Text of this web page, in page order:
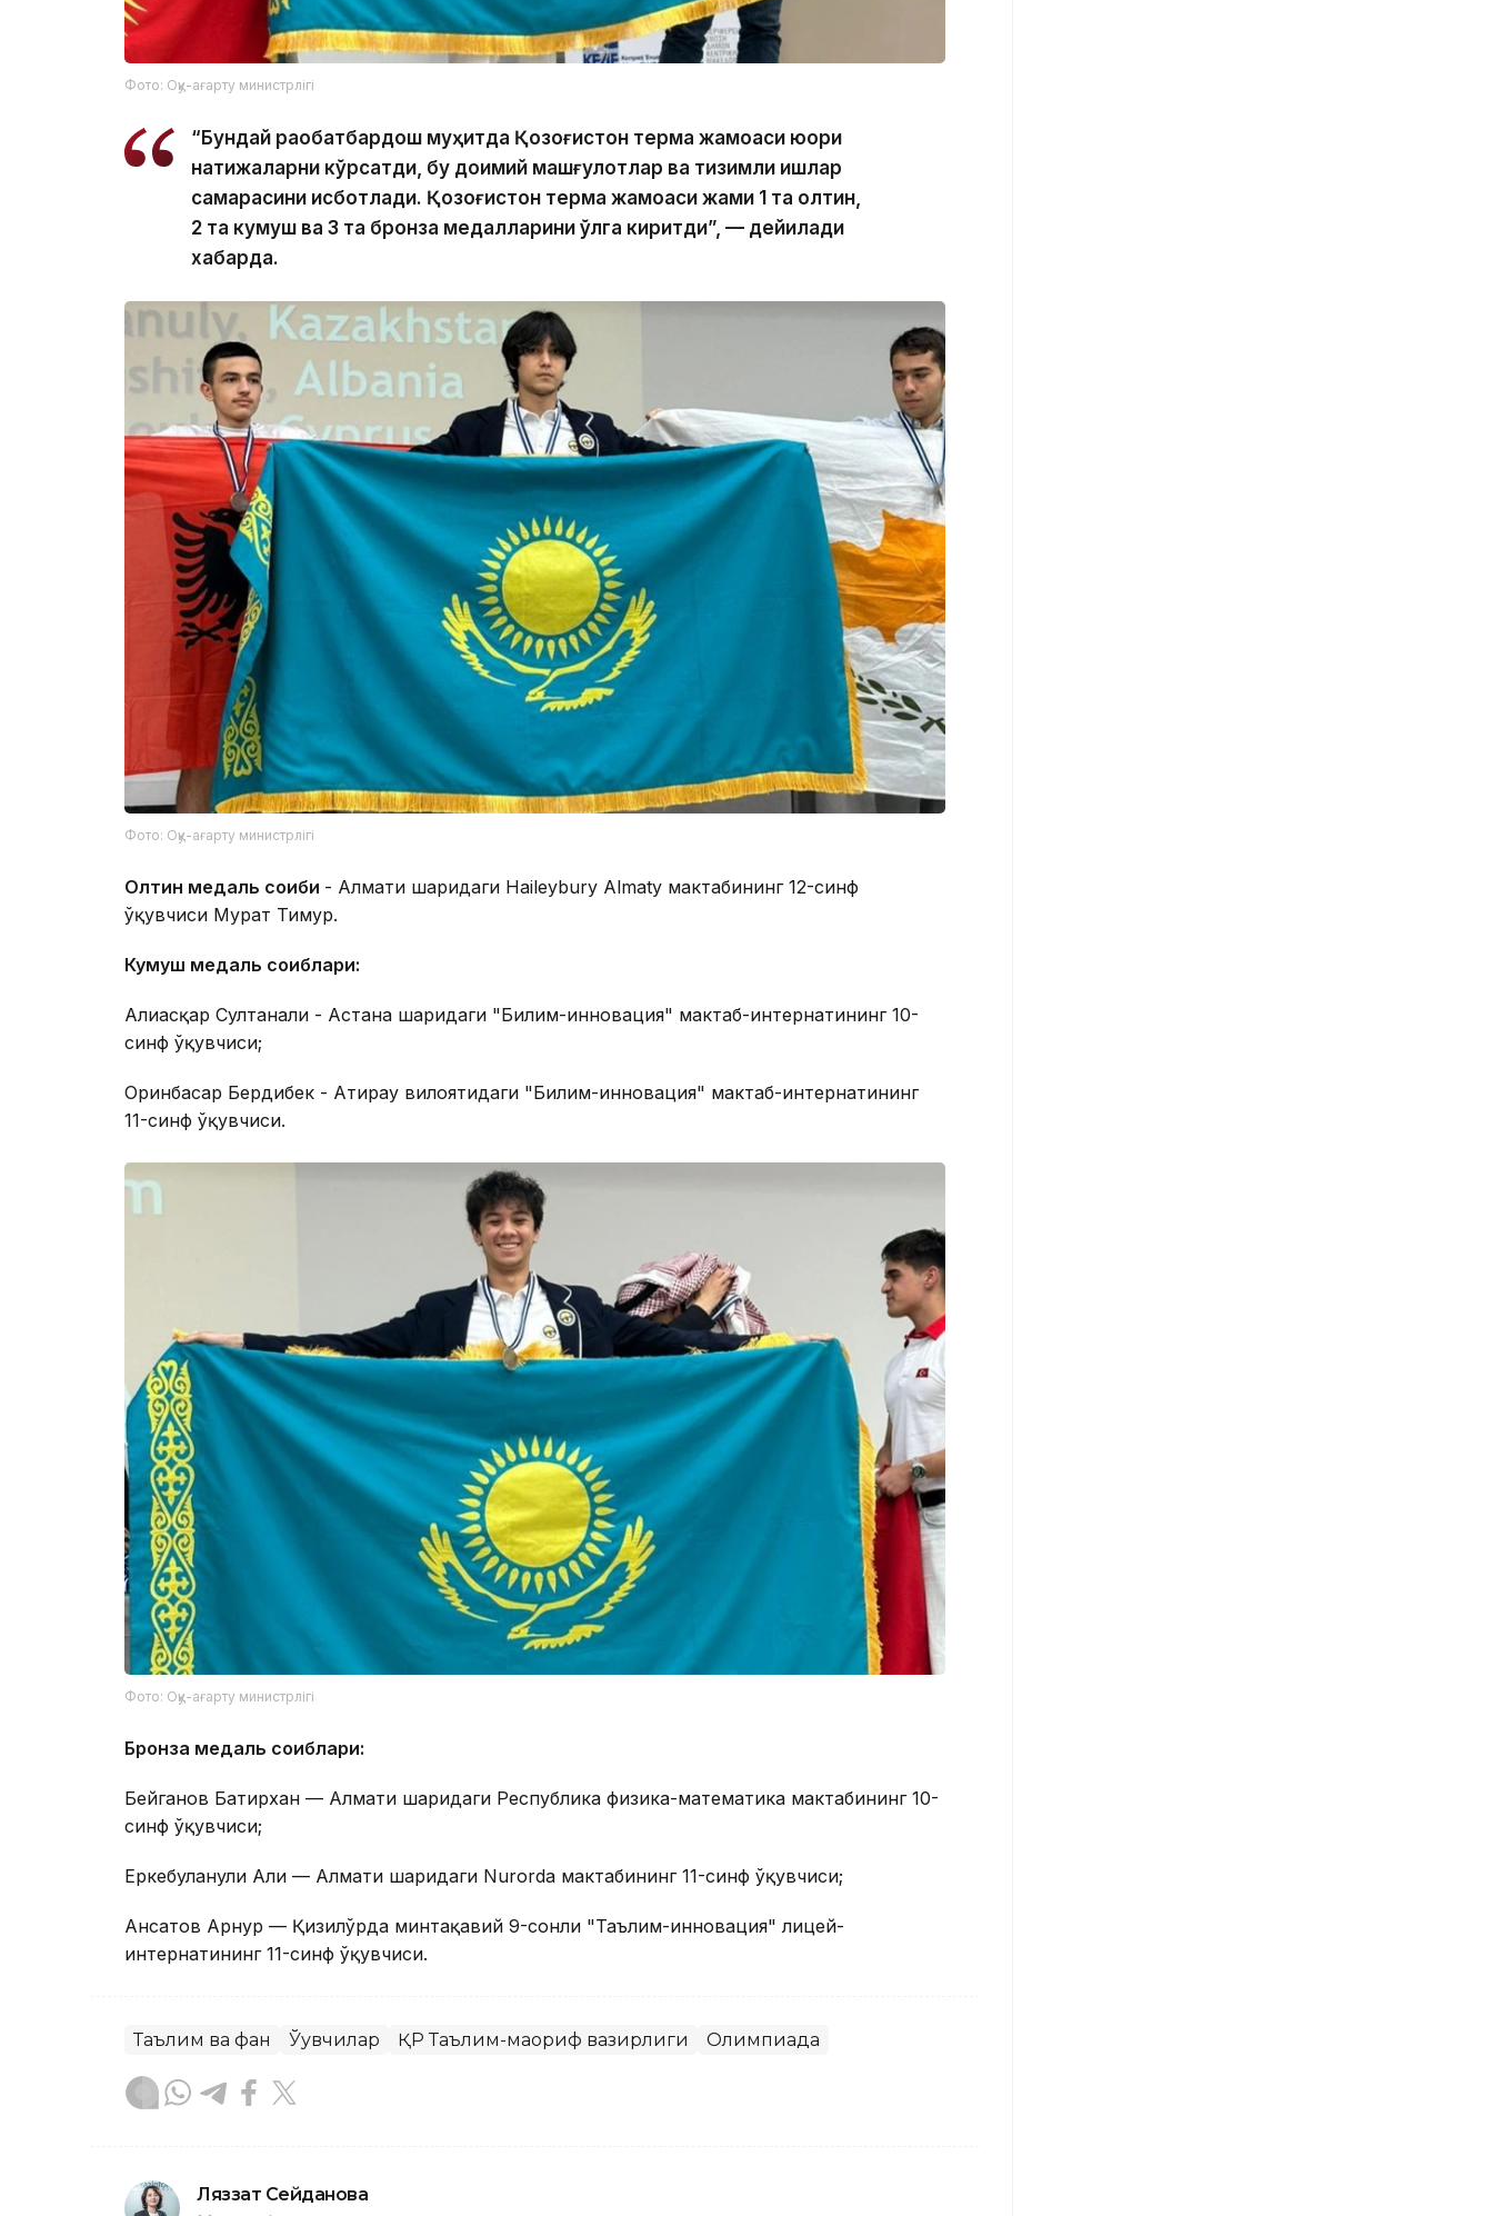
Фото: Оқу-ағарту министрлігі
“Бундай рақобатбардош муҳитда Қозоғистон терма жамоаси юқори
натижаларни кўрсатди, бу доимий машғулотлар ва тизимли ишлар
самарасини исботлади. Қозоғистон терма жамоаси жами 1 та олтин,
2 та кумуш ва 3 та бронза медалларини қўлга киритди”, — дейилади
хабарда.
Фото: Оқу-ағарту министрлігі
Олтин медаль соҳиби - Алмати шаҳридаги Haileybury Almaty мактабининг 12-синф
ўқувчиси Мурат Тимур.
Кумуш медаль соҳиблари:
Алиасқар Султанали - Астана шаҳридаги "Билим-инновация" мактаб-интернатининг 10-
синф ўқувчиси;
Оринбасар Бердибек - Атирау вилоятидаги "Билим-инновация" мактаб-интернатининг
11-синф ўқувчиси.
Фото: Оқу-ағарту министрлігі
Бронза медаль соҳиблари:
Бейганов Батирхан — Алмати шаҳридаги Республика физика-математика мактабининг 10-
синф ўқувчиси;
Еркебуланули Али — Алмати шаҳридаги Nurorda мактабининг 11-синф ўқувчиси;
Ансатов Арнур — Қизилўрда минтақавий 9-сонли "Таълим-инновация" лицей-
интернатининг 11-синф ўқувчиси.
Таълим ва фан Ўқувчилар ҚР Таълим-маориф вазирлиги Олимпиада
Ляззат Сейданова